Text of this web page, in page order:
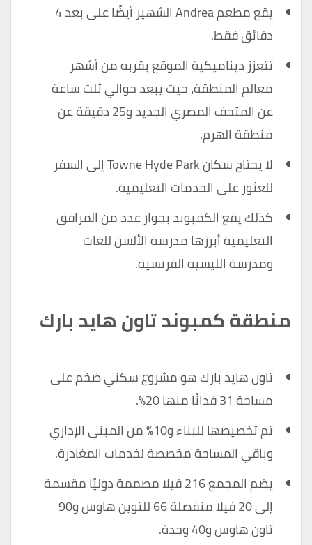
يقع مطعم Andrea الشهير أيضًا على بعد 4
دقائق فقط.
تتعزز ديناميكية الموقع بقربه من أشهر
معالم المنطقة، حيث يبعد حوالي ثلث ساعة
عن المتحف المصري الجديد و25 دقيقة عن
منطقة الهرم.
لا يحتاج سكان Towne Hyde Park إلى السفر
للعثور على الخدمات التعليمية.
كذلك يقع الكمبوند بجوار عدد من المرافق
التعليمية أبرزها مدرسة الألسن للغات
ومدرسة الليسيه الفرنسية.
منطقة كمبوند تاون هايد بارك
تاون هايد بارك هو مشروع سكني ضخم على
مساحة 31 فدانًا منها 20٪.
تم تخصيصها للبناء و10٪ من المبنى الإداري
وباقي المساحة مخصصة لخدمات المغادرة.
يضم المجمع 216 فيلا مصممة دوليًا مقسمة
إلى 20 فيلا منفصلة 66 للتوين هاوس و90
تاون هاوس و40 وحدة.